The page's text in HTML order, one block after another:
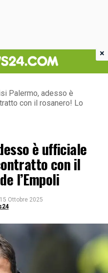
Palermo, adesso è
con il rosanero! Lo
è ufficiale
con il
l’Empoli
15 Ottobre 2025
×